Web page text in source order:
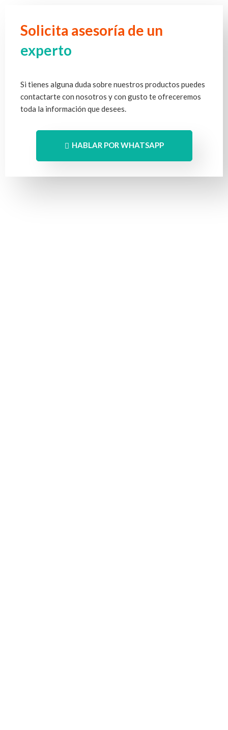
Solicita asesoría de un
experto
Si tienes alguna duda sobre nuestros productos puedes
contactarte con nosotros y con gusto te ofreceremos
toda la información que desees.
HABLAR POR WHATSAPP